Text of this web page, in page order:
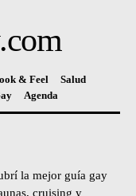
.com
& Feel
Salud
Agenda
la mejor guía gay
cruising y